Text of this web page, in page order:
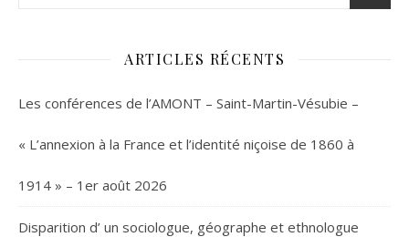
ARTICLES RÉCENTS
Les conférences de l’AMONT – Saint-Martin-Vésubie –
« L’annexion à la France et l’identité niçoise de 1860 à
1914 » – 1er août 2026
Disparition d’ un sociologue, géographe et ethnologue